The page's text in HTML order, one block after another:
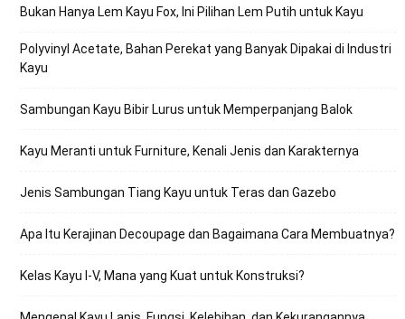
Bukan Hanya Lem Kayu Fox, Ini Pilihan Lem Putih untuk Kayu
Polyvinyl Acetate, Bahan Perekat yang Banyak Dipakai di Industri
Kayu
Sambungan Kayu Bibir Lurus untuk Memperpanjang Balok
Kayu Meranti untuk Furniture, Kenali Jenis dan Karakternya
Jenis Sambungan Tiang Kayu untuk Teras dan Gazebo
Apa Itu Kerajinan Decoupage dan Bagaimana Cara Membuatnya?
Kelas Kayu I-V, Mana yang Kuat untuk Konstruksi?